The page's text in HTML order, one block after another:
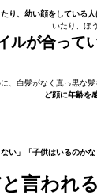
り、幼い顔をしている
いたり、ほ
ルが合って
、白髪がなく真っ黒な
ど顔に年齢を
ない」「子供はいるのか
言われ